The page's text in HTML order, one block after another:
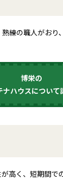
練の職人がお
博栄の
ナハウスについて
高く、短期間